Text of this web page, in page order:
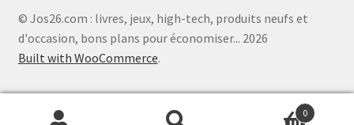
© Jos26.com : livres, jeux, high-tech, produits neufs et
d'occasion, bons plans pour économiser... 2026
Built with WooCommerce.
0